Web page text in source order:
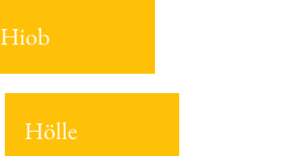
Hiob
Hölle